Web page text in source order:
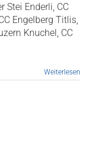
Stei Enderli, CC
Engelberg Titlis,
Knuchel, CC
Weiterlesen